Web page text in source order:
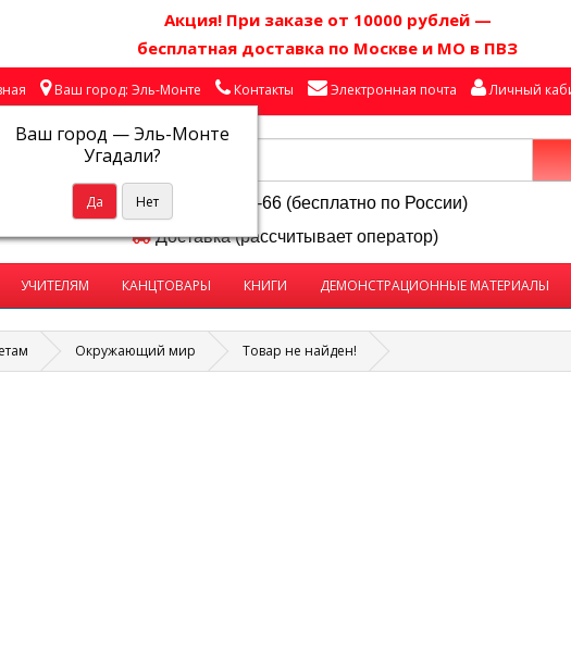
Акция! При заказе от 10000 рублей —
бесплатная доставка по Москве и МО в ПВЗ
Ваш город: Эль-Монте
Ваш город —Эль-Монте
Угадали?
Контакты Электронная почта Личный
8-800-250-58-66 (бесплатно по России)
Доставка (рассчитывает оператор)
УЧИТЕЛЯМ КАНЦТОВАРЫ КНИГИ ДЕМОНСТРАЦИОННЫЕ МАТЕРИАЛЫ
Окружающий мир Товар не найден!